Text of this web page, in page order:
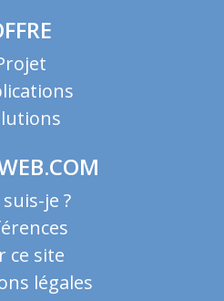
je ?
ce site
légales